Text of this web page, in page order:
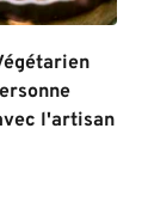
l'artisan